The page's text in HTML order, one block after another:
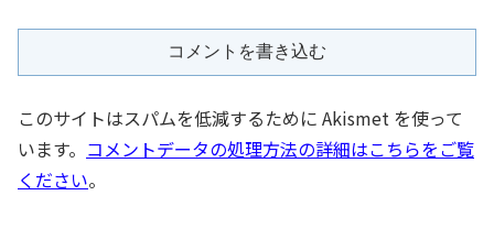
コメントを書き込む
このサイトはスパムを低減するために Akismet を使って
います。 コメントデータの処理方法の詳細はこちらをご覧
ください。